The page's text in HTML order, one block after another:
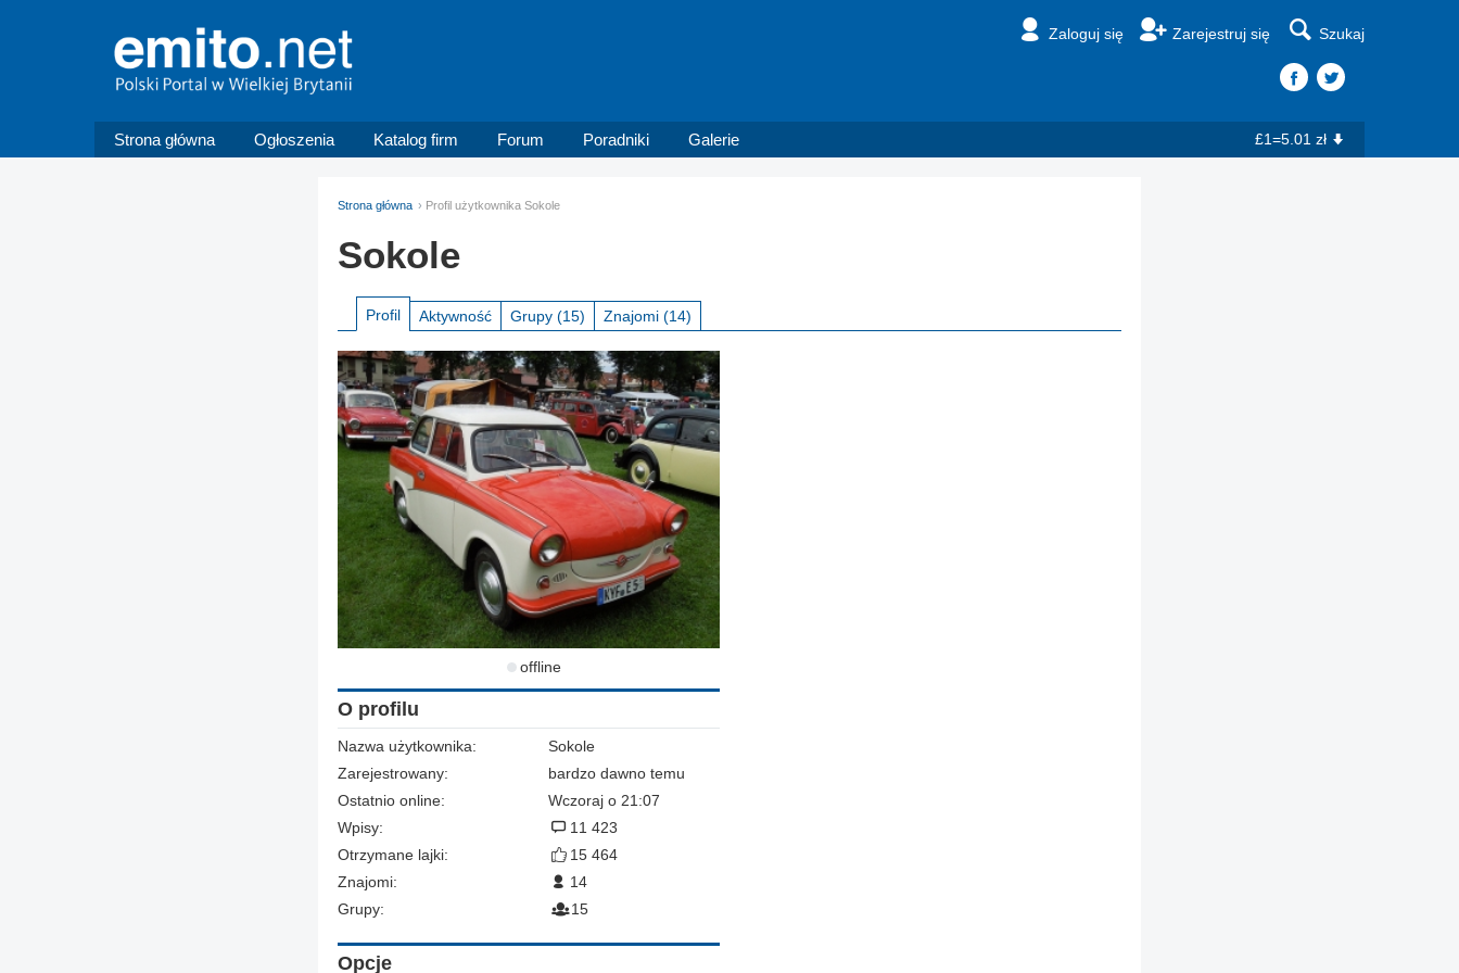
Zaloguj się Zarejestruj się Szukaj
Strona główna Ogłoszenia Katalog firm Forum Poradniki Galerie £1=5.01 zł
Strona główna Profil użytkownika Sokole
Sokole
Profil Aktywność Grupy (15) Znajomi (14)
offline
O profilu
Nazwa użytkownika:
Sokole
Zarejestrowany:
bardzo dawno temu
Ostatnio online:
Wczoraj o 21:07
Wpisy:
11 423
Otrzymane lajki:
15 464
Znajomi:
14
Grupy:
15
Opcje